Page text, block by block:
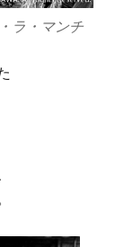
ラ・マンチ